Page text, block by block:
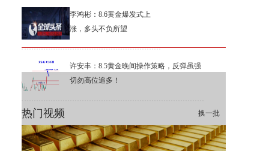
李鸿彬：8.6黄金爆发式上
涨，多头不负所望
许安丰：8.5黄金晚间操作策略，反弹虽强
切勿高位追多！
热门视频 换一批